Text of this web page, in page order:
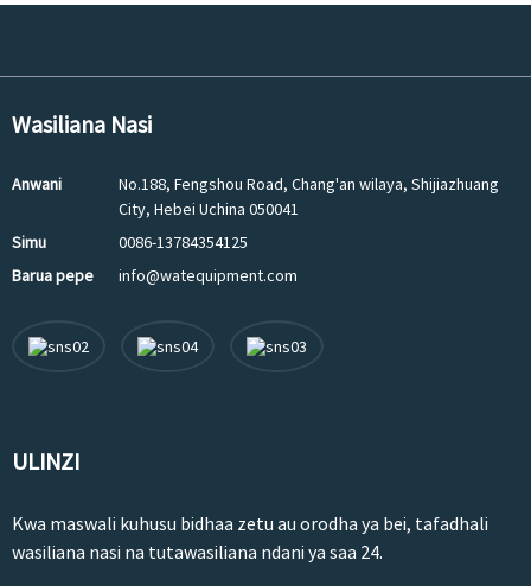
Wasiliana Nasi
Anwani
No.188, Fengshou Road, Chang'an wilaya, Shijiazhuang
City, Hebei Uchina 050041
Simu
0086-13784354125
Barua pepe
info@watequipment.com
ULINZI
Kwa maswali kuhusu bidhaa zetu au orodha ya bei, tafadhali
wasiliana nasi na tutawasiliana ndani ya saa 24.